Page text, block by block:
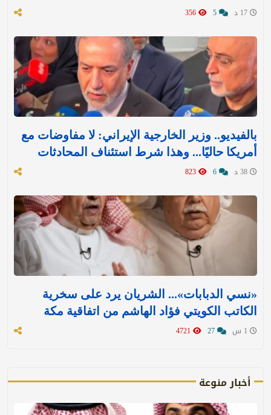
بالفيديو.. وزير الخارجية الإيراني: لا مفاوضات مع
أمريكا حاليًا... وهذا شرط استئناف المحادثات
«نسي الدبابات»... الشريان يرد على سخرية
الكاتب الكويتي فؤاد الهاشم من اتفاقية مكة
أخبار منوعة